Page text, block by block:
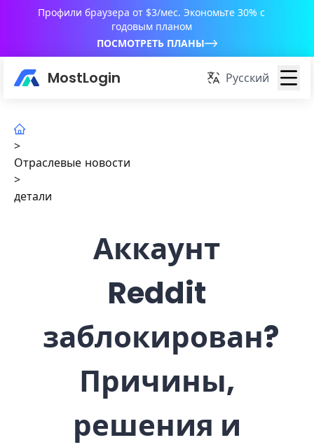
Профили браузера от $3/мес. Экономьте 30% с
годовым планом
ПОСМОТРЕТЬ ПЛАНЫ
MostLogin Русский
>
Отраслевые новости
>
детали
Аккаунт
Reddit
заблокирован?
Причины,
решения и